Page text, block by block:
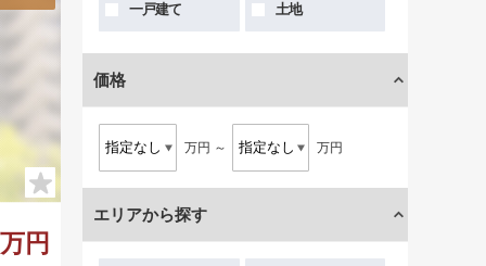
一戸建て 土地
価格
万円 ～ 万円
エリアから探す
円